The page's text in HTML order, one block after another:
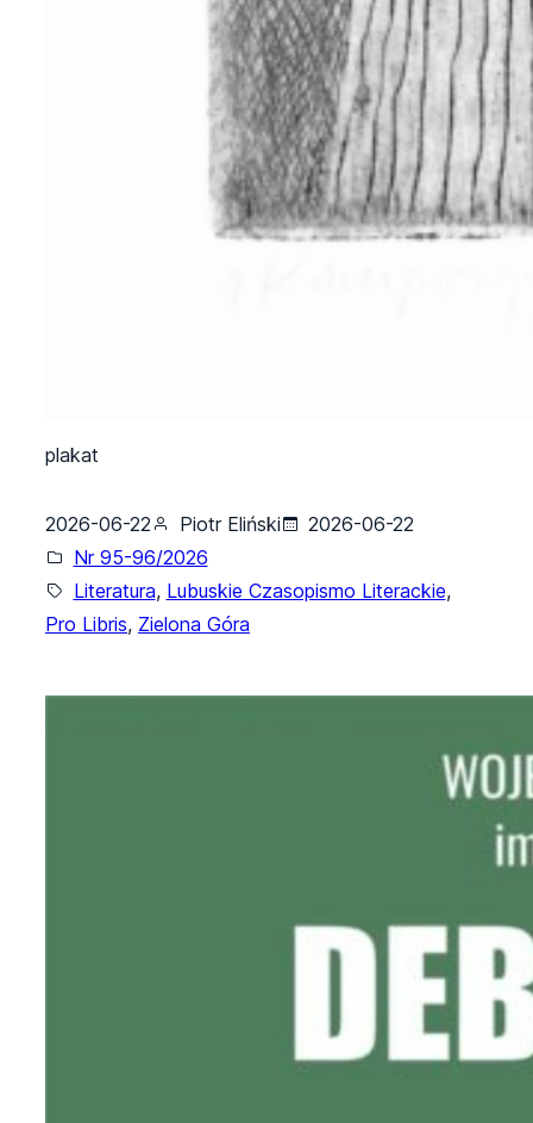
plakat
2026-06-22 Piotr Eliński
2026-06-22
Nr 95-96/2026
Literatura, Lubuskie Czasopismo Literackie,
Pro Libris, Zielona Góra